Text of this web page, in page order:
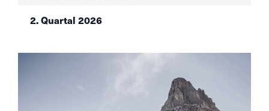
2. Quartal 2026